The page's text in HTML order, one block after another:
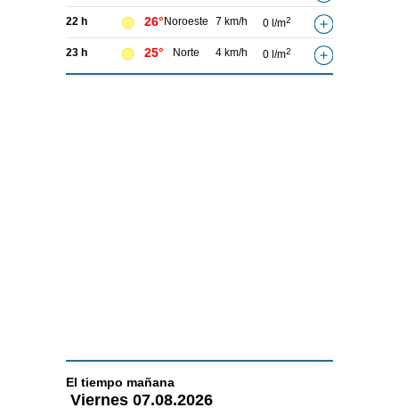
22 h 26° Noroeste 7 km/h 0 l/m2
23 h 25° Norte 4 km/h 0 l/m2
El tiempo mañana
Viernes 07.08.2026